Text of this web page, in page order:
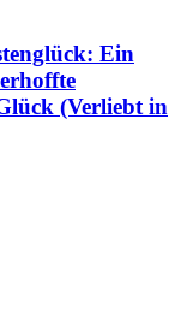
Ein
(Verliebt in